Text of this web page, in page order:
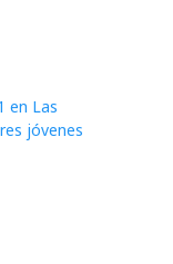
en Las
jóvenes